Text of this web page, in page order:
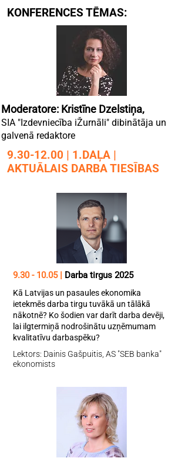
KONFERENCES TĒMAS:
Moderatore: Kristīne Dzelstiņa,
SIA "Izdevniecība iŽurnāli" dibinātāja un
galvenā redaktore
9.30-12.00 | 1.DAĻA |
AKTUĀLAIS DARBA TIESĪBAS
9.30 - 10.05| Darba tirgus 2025
Kā Latvijas un pasaules ekonomika
ietekmēs darba tirgu tuvākā un tālākā
nākotnē? Ko šodien var darīt darba devēji,
lai ilgtermiņā nodrošinātu uzņēmumam
kvalitatīvu darbaspēku?
Lektors: Dainis Gašpuitis, AS "SEB banka"
ekonomists